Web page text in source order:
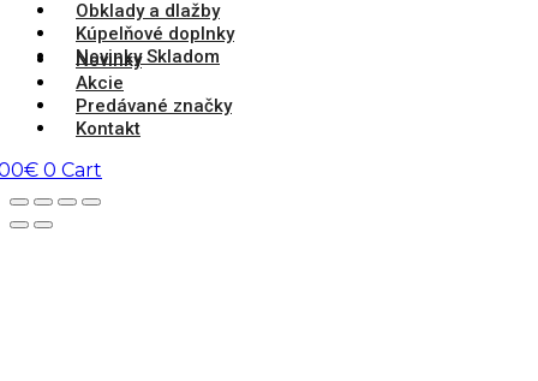
Obklady a dlažby
Kúpelňové doplnky
Novinky Skladom
Novinky
Akcie
Predávané značky
Kontakt
€ 0 Cart